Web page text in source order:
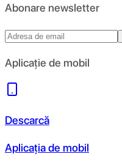
Abonare newsletter
Aplicație de mobil
Descarcă
Aplicația de mobil